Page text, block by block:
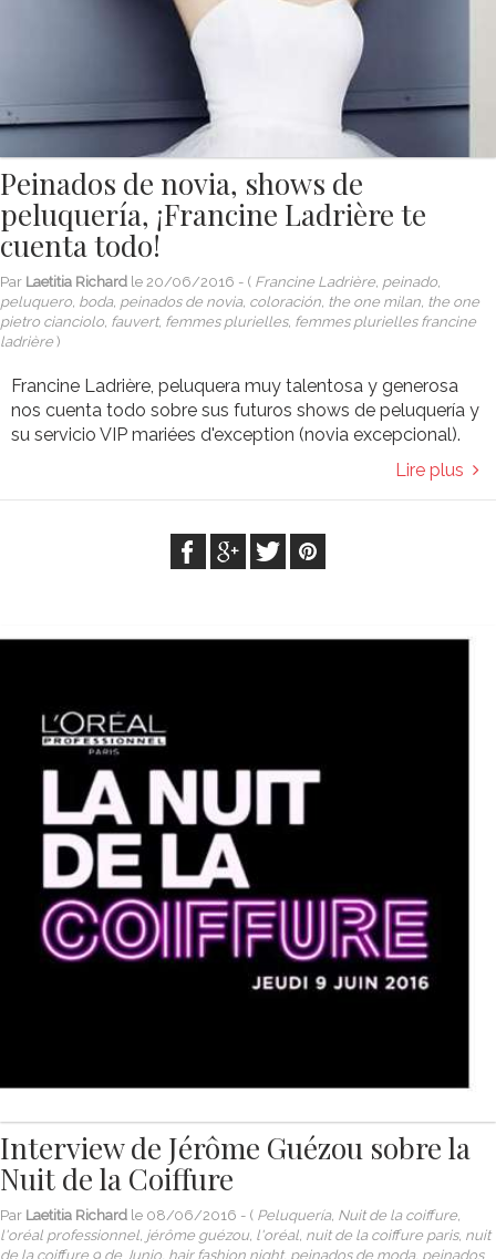
Peinados de novia, shows de
peluquería, ¡Francine Ladrière te
cuenta todo!
Par Laetitia Richard le 20/06/2016 - ( Francine Ladrière, peinado,
peluquero, boda, peinados de novia, coloración, the one milan, the one
pietro cianciolo, fauvert, femmes plurielles, femmes plurielles francine
ladrière )
Francine Ladrière, peluquera muy talentosa y generosa
nos cuenta todo sobre sus futuros shows de peluquería y
su servicio VIP mariées d'exception (novia excepcional).
Lire plus
Interview de Jérôme Guézou sobre la
Nuit de la Coiffure
Par Laetitia Richard le 08/06/2016 - ( Peluquería, Nuit de la coiffure,
l'oréal professionnel, jérôme guézou, l'oréal, nuit de la coiffure paris, nuit
de la coiffure 9 de Junio, hair fashion night, peinados de moda, peinados